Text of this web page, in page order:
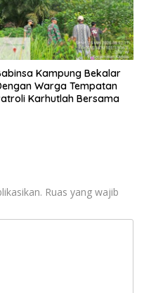
Kampung Bekalar
Warga Tempatan
Karhutlah Bersama
Ruas yang wajib